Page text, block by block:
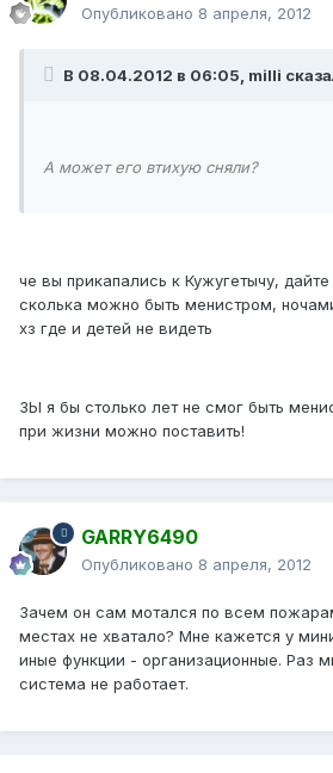
Опубликовано 8 апреля, 2012
В 08.04.2012 в 06:05, milli
А может его втихую сняли?
че вы прикапались к Кужугетычу,
сколька можно быть менистром,
хз где и детей не видеть
ЗЫ я бы столько лет не смог быть
при жизни можно поставить!
GARRY6490
Опубликовано 8 апреля, 2012
Зачем он сам мотался по всем
местах не хватало? Мне кажется у
иные функции - организационные. Раз
система не работает.